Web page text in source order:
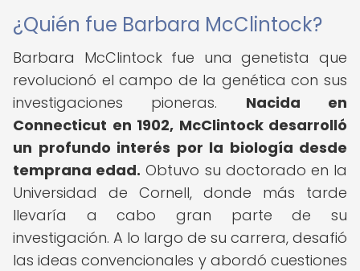
¿Quién fue Barbara McClintock?
Barbara McClintock fue una genetista que
revolucionó el campo de la genética con sus
investigaciones pioneras. Nacida en
Connecticut en 1902, McClintock desarrolló
un profundo interés por la biología desde
temprana edad. Obtuvo su doctorado en la
Universidad de Cornell, donde más tarde
llevaría a cabo gran parte de su
investigación. A lo largo de su carrera, desafió
las ideas convencionales y abordó cuestiones